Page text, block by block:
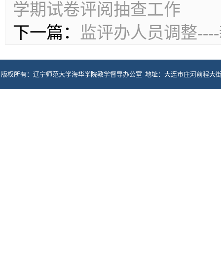
学期试卷评阅抽查工作
下一篇：
监评办人员调整
版权所有：辽宁师范大学海华学院教学督导办公室 地址：大连市庄河前程